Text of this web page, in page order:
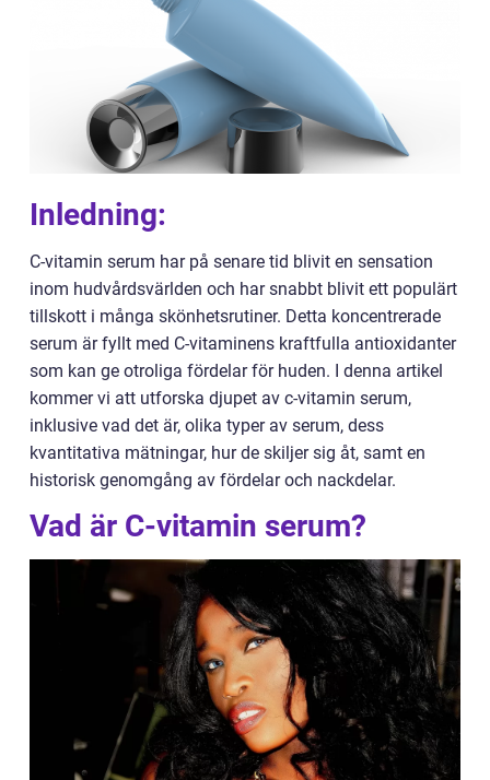
Inledning:
C-vitamin serum har på senare tid blivit en sensation
inom hudvårdsvärlden och har snabbt blivit ett populärt
tillskott i många skönhetsrutiner. Detta koncentrerade
serum är fyllt med C-vitaminens kraftfulla antioxidanter
som kan ge otroliga fördelar för huden. I denna artikel
kommer vi att utforska djupet av c-vitamin serum,
inklusive vad det är, olika typer av serum, dess
kvantitativa mätningar, hur de skiljer sig åt, samt en
historisk genomgång av fördelar och nackdelar.
Vad är C-vitamin serum?